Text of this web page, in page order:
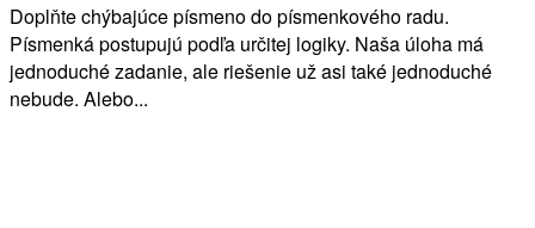
Doplňte chýbajúce písmeno do písmenkového radu.
Písmenká postupujú podľa určitej logiky. Naša úloha má
jednoduché zadanie, ale riešenie už asi také jednoduché
nebude. Alebo...